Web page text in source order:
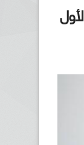
دولارا لأول